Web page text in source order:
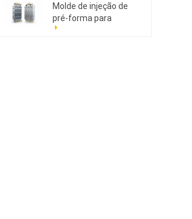
Molde de injeção de
pré-forma para
animais de estimação